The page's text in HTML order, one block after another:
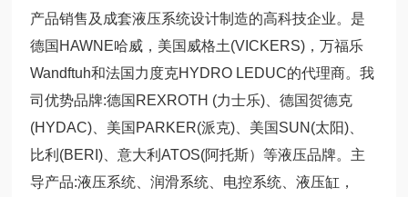
产品销售及成套液压系统设计制造的高科技企业。是
德国HAWNE哈威，美国威格土(VICKERS)，万福乐
Wandftuh和法国力度克HYDRO LEDUC的代理商。我
司优势品牌:德国REXROTH (力士乐)、德国贺德克
(HYDAC)、美国PARKER(派克)、美国SUN(太阳)、
比利(BERI)、意大利ATOS(阿托斯）等液压品牌。主
导产品:液压系统、润滑系统、电控系统、液压缸，